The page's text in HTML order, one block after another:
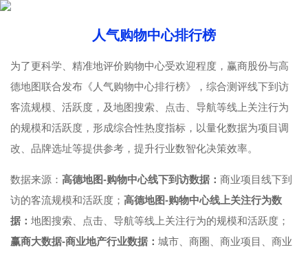
人气购物中心排行榜
为了更科学、精准地评价购物中心受欢迎程度，赢商股份与高
德地图联合发布《人气购物中心排行榜》，综合测评线下到访
客流规模、活跃度，及地图搜索、点击、导航等线上关注行为
的规模和活跃度，形成综合性热度指标，以量化数据为项目调
改、品牌选址等提供参考，提升行业数智化决策效率。
数据来源： 高德地图-购物中心线下到访数据： 商业项目线下到
访的客流规模和活跃度； 高德地图-购物中心线上关注行为数
据： 地图搜索、点击、导航等线上关注行为的规模和活跃度；
赢商大数据-商业地产行业数据： 城市、商圈、商业项目、商业